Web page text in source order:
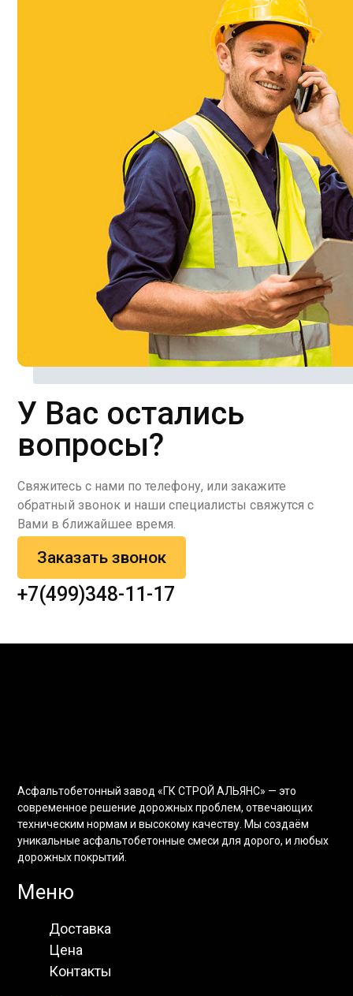
У Вас остались
вопросы?
Свяжитесь с нами по телефону, или закажите
обратный звонок и наши специалисты свяжутся с
Вами в ближайшее время.
Заказать звонок
+7(499)348-11-17
Асфальтобетонный завод «ГК СТРОЙ АЛЬЯНС» — это
современное решение дорожных проблем, отвечающих
техническим нормам и высокому качеству. Мы создаём
уникальные асфальтобетонные смеси для дорого, и любых
дорожных покрытий.
Меню
Доставка
Цена
Контакты